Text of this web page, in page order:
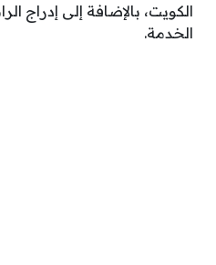
الكويت، بالإضافة إلى إدراج
الخدمة.